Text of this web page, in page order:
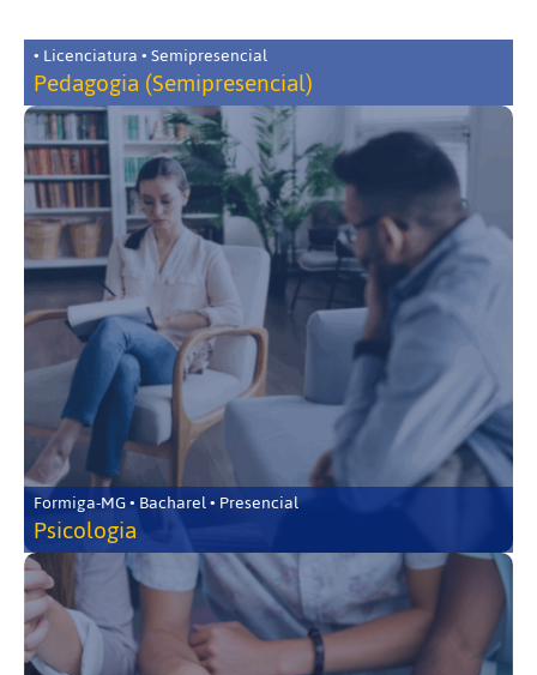
• Licenciatura • Semipresencial
Pedagogia (Semipresencial)
Formiga-MG • Bacharel • Presencial
Psicologia